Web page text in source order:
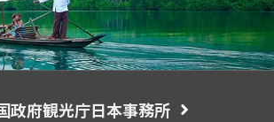
政府観光庁日本事務所